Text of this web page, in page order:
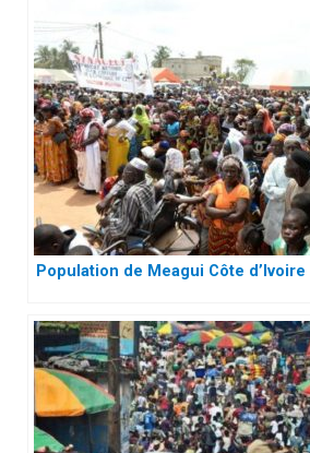
Population de Meagui Côte d’Ivoire